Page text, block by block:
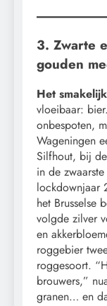
3. Zwarte
gouden
Het
vloeibaar:
onbespoten,
Wageningen
Silfhout, bij
in de
lockdownjaar
het Brusselse
volgde zilver
en
roggebier
roggesoort.
brouwers,”
granen… en